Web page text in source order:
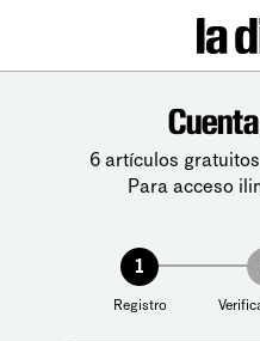
6 artículos
Para acceso
1
Registro